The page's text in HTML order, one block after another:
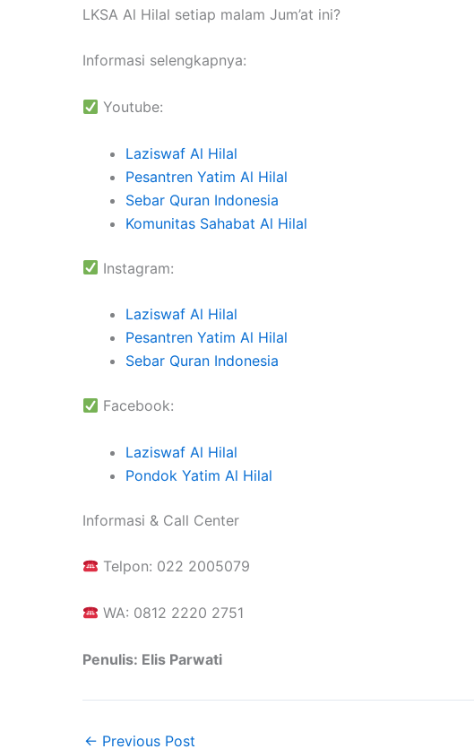
LKSA Al Hilal setiap malam Jum’at ini?
Informasi selengkapnya:
Youtube:
Laziswaf Al Hilal
Pesantren Yatim Al Hilal
Sebar Quran Indonesia
Komunitas Sahabat Al Hilal
Instagram:
Laziswaf Al Hilal
Pesantren Yatim Al Hilal
Sebar Quran Indonesia
Facebook:
Laziswaf Al Hilal
Pondok Yatim Al Hilal
Informasi & Call Center
Telpon: 022 2005079
WA: 0812 2220 2751
Penulis: Elis Parwati
← Previous Post